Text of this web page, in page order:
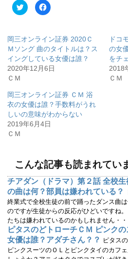
ク
リ
て
T
w
i
t
t
e
有
(
新
し
い
ウ
ィ
き
ま
す
)
F
a
o
o
k
で
共
有
す
ク
リ
ッ
ク
し
て
く
し
い
ウ
ィ
ン
ド
ウ
で
開
き
ま
す
岡三オンライン証券 2020Ｃ
Ｍソング 曲のタイトルは？ス
イングしている女優は誰？
2020年12月6日
ＣＭ
ドコ
の女
をチ
2018
ＣＭ
岡三オンライン証券 ＣＭ 浴
衣の女優は誰？手数料がうれ
しいの意味がわからない
2019年6月4日
ＣＭ
こんな記事も読まれてい
チアダン（ドラマ）第２話 全校
の曲は何？部員は嫌われている？
終業式で全校生徒の前で踊ったダンス曲
のですが生徒からの反応がひどいですね
たちは嫌われているのかもしれません・・
ピタスのどトローチＣＭ ピンク
女優は誰？アダチさん？？ ピタス
ピンクスーツのＯＬとピンクタイのカフ